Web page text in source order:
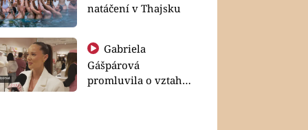
natáčení v Thajsku
Gabriela
Gášpárová
promluvila o vztahu